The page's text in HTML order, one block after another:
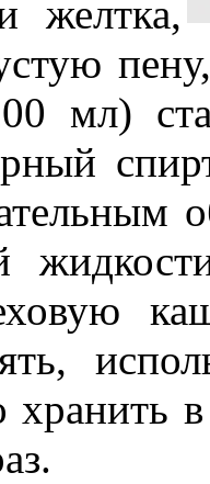
желтка,
мл)
в